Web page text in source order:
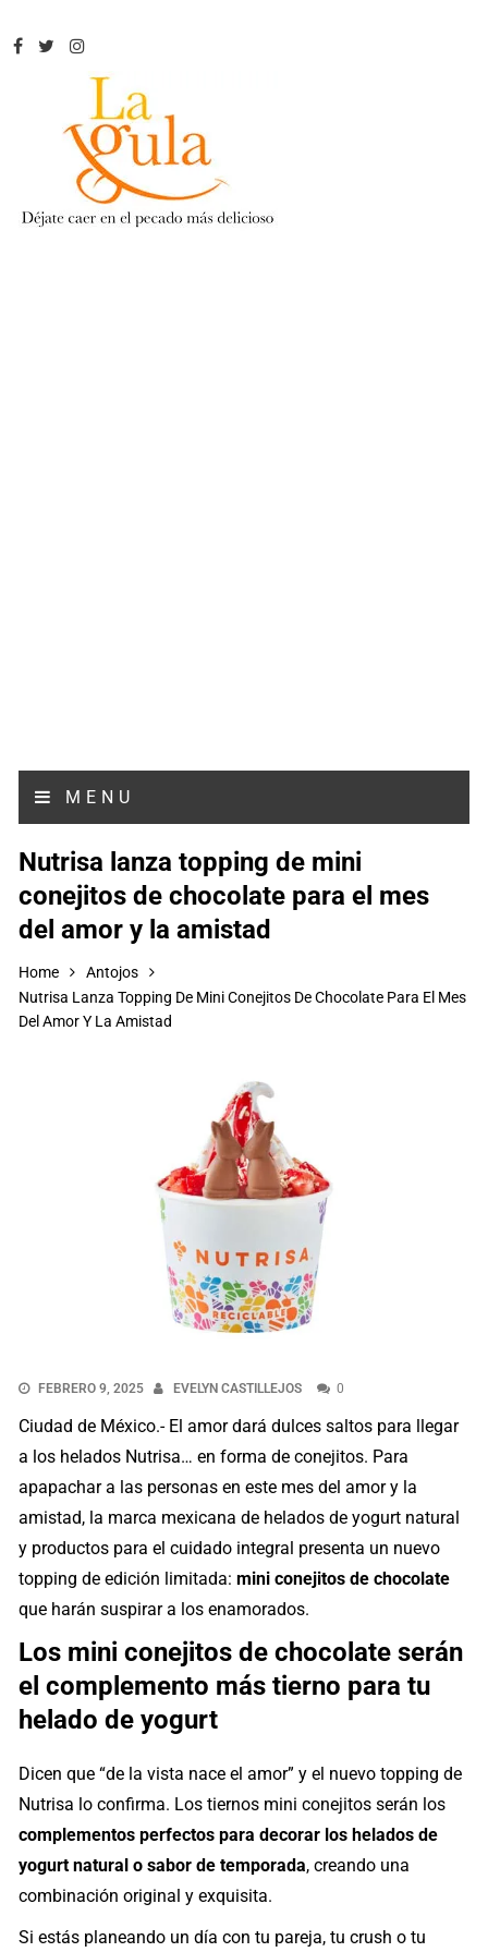
MENU
Nutrisa lanza topping de mini
conejitos de chocolate para el mes
del amor y la amistad
Home
Antojos
Nutrisa Lanza Topping De Mini Conejitos De Chocolate Para El Mes
Del Amor Y La Amistad
FEBRERO 9, 2025 EVELYN CASTILLEJOS 0
Ciudad de México.- El amor dará dulces saltos para llegar
a los helados Nutrisa… en forma de conejitos. Para
apapachar a las personas en este mes del amor y la
amistad, la marca mexicana de helados de yogurt natural
y productos para el cuidado integral presenta un nuevo
topping de edición limitada:mini conejitos de chocolate
que harán suspirar a los enamorados.
Los mini conejitos de chocolate serán
el complemento más tierno para tu
helado de yogurt
Dicen que “de la vista nace el amor” y el nuevo topping de
Nutrisa lo confirma. Los tiernos mini conejitos serán los
complementos perfectos para decorar los helados de
yogurt natural o sabor de temporada, creando una
combinación original y exquisita.
Si estás planeando un día con tu pareja, tu crush o tu